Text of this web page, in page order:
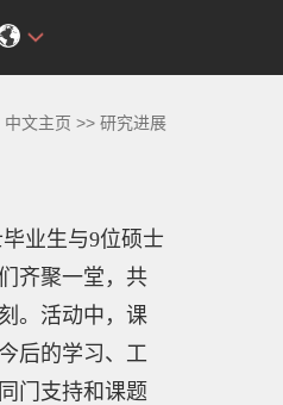
中文主页 >>研究进展
业生与9位硕士
齐聚一堂，共
。活动中，课
后的学习、工
门支持和课题